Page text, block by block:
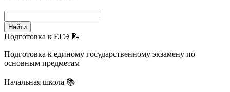
|
Найти
Подготовка к ЕГЭ 📝
Подготовка к единому государственному экзамену по
основным предметам
Начальная школа 📚